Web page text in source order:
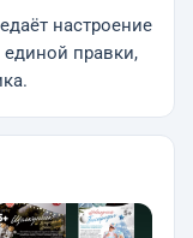
настроение
правки,